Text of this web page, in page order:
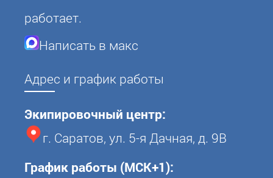
работает.
Написать в макс
Адрес и график работы
Экипировочный центр:
г. Саратов, ул. 5-я Дачная, д. 9В
График работы (МСК+1):